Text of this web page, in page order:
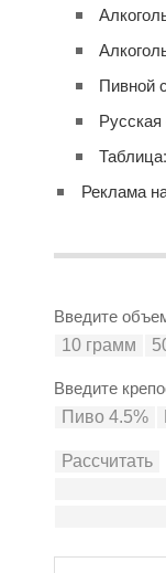
Пивной
Реклама
Введите
Введите